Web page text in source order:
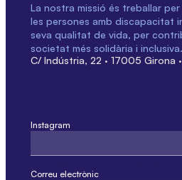
La nostra missió és treballar
les persones amb discapacitat
seva qualitat de vida, per
societat més solidària i inclusiva.
C/ Indústria, 22 · 17005 Girona
Instagram
Correu electrònic